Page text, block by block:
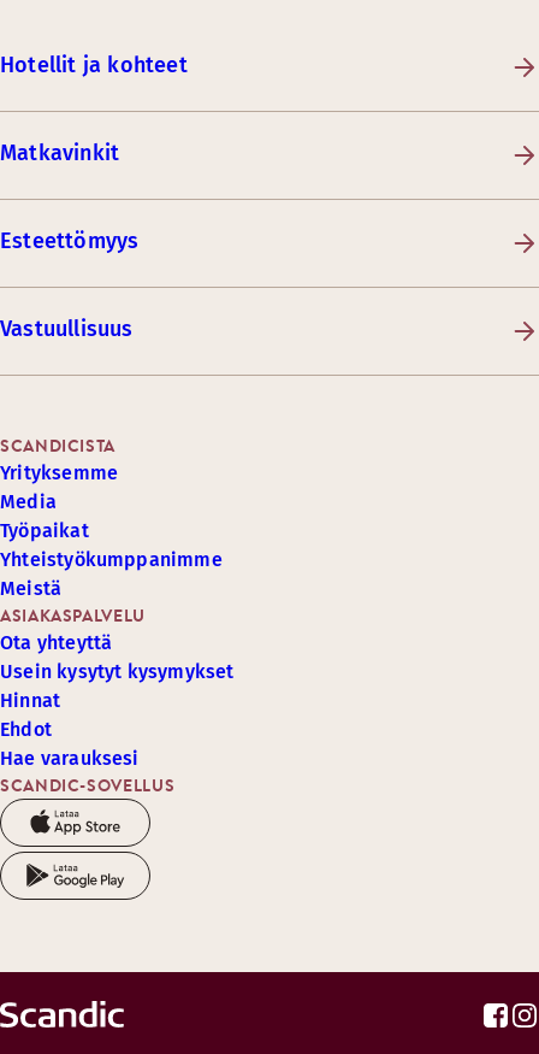
Hotellit ja kohteet
Matkavinkit
Esteettömyys
Vastuullisuus
SCANDIC-SOVELLUS
ASIAKASPALVELU
Ota yhteyttä
Usein kysytyt kysymykset
Hinnat
Ehdot
Hae varauksesi
SCANDICISTA
Yrityksemme
Media
Työpaikat
Yhteistyökumppanimme
Meistä